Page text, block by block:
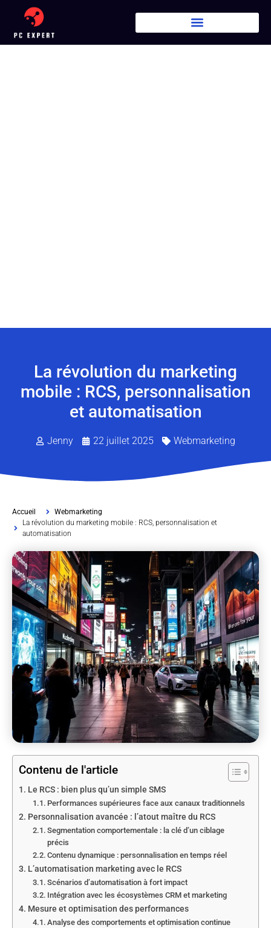
La révolution du marketing
mobile : RCS, personnalisation
et automatisation
Jenny 22 juillet 2025 Webmarketing
Accueil
Webmarketing
La révolution du marketing mobile : RCS, personnalisation et
automatisation
Contenu de l'article
Le RCS : bien plus qu’un simple SMS
Performances supérieures face aux canaux traditionnels
Personnalisation avancée : l’atout maître du RCS
Segmentation comportementale : la clé d’un ciblage
précis
Contenu dynamique : personnalisation en temps réel
L’automatisation marketing avec le RCS
Scénarios d’automatisation à fort impact
Intégration avec les écosystèmes CRM et marketing
Mesure et optimisation des performances
Analyse des comportements et optimisation continue